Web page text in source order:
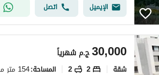
الإيميل اتصل
ج.م30,000 شهرياً
شقة 2
2 المساحة:154 متر مربع